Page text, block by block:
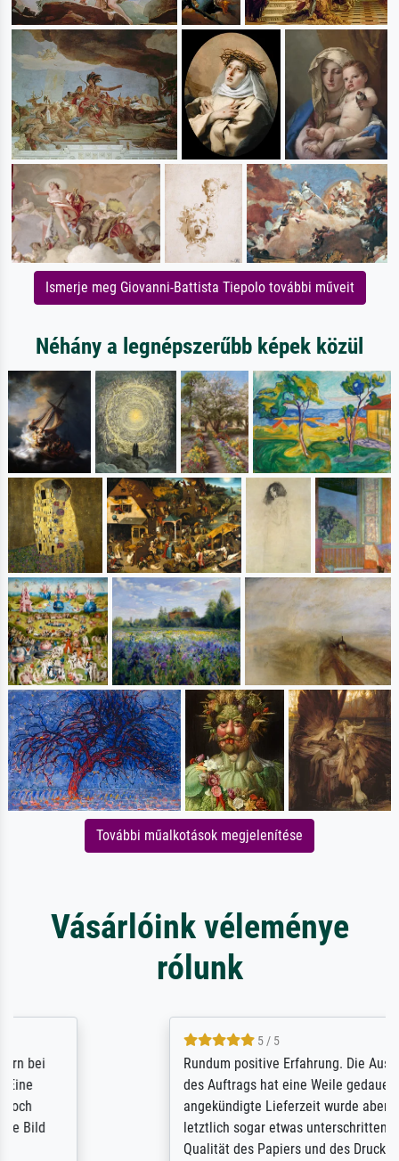
Ismerje meg Giovanni-Battista Tiepolo további műveit
Néhány a legnépszerűbb képek közül
További műalkotások megjelenítése
Vásárlóink véleménye
rólunk
Rundum positive Erfahrung. Die Ausführung
des Auftrags hat eine Weile gedauert, die
angekündigte Lieferzeit wurde aber
letztlich sogar etwas unterschritten. Die
Qualität des Papiers und des Drucks